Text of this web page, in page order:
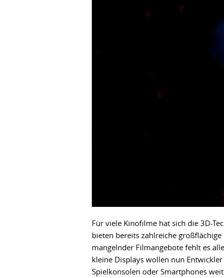
Für viele Kinofilme hat sich die 3D-
bieten bereits zahlreiche
mangelnder Filmangebote fehlt es
kleine Displays wollen nun
Spielkonsolen oder Smartphones